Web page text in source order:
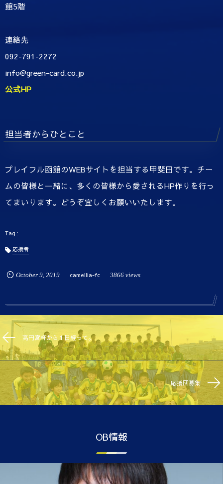
館5階
連絡先
092-791-2272
info@green-card.co.jp
公式HP
担当者からひとこと
プレイフル函館のWEBサイトを担当する甲斐田です。チー
ムの皆様と一緒に、多くの皆様から愛されるHP作りを行っ
てまいります。どうぞ宜しくお願いいたします。
応援者
October 9, 2019 camellia-fc 3866 views
高円宮杯から１日経って。
応援団募集
OB情報